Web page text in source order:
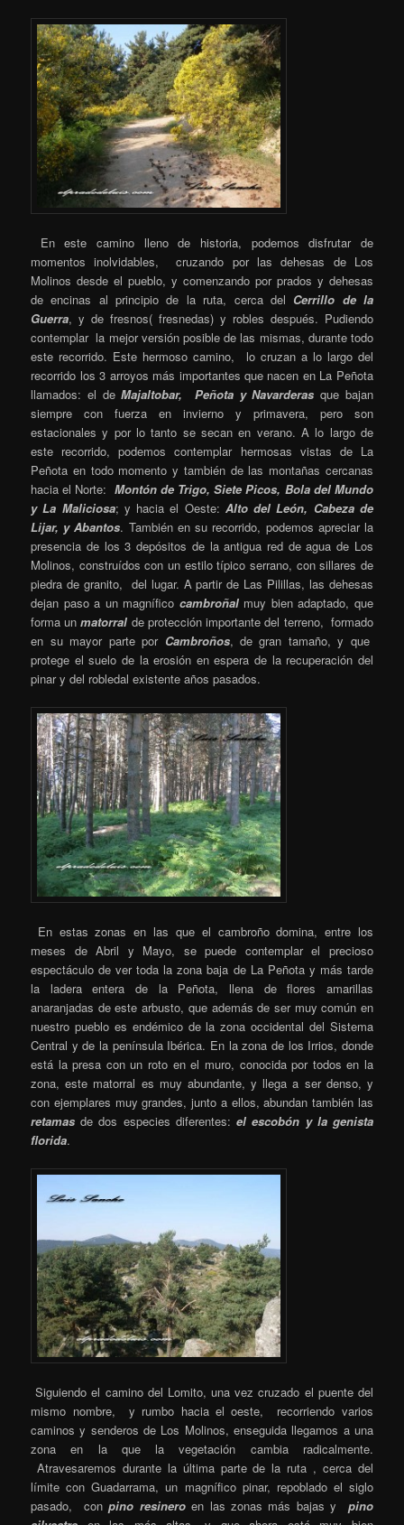
En este camino lleno de historia, podemos disfrutar de
momentos inolvidables, cruzando por las dehesas de Los
Molinos desde el pueblo, y comenzando por prados y dehesas
de encinas al principio de la ruta, cerca del Cerrillo de la
Guerra, y de fresnos( fresnedas) y robles después. Pudiendo
contemplar la mejor versión posible de las mismas, durante todo
este recorrido. Este hermoso camino, lo cruzan a lo largo del
recorrido los 3 arroyos más importantes que nacen en La Peñota
llamados: el deMajaltobar, Peñota y Navarderas que bajan
siempre con fuerza en invierno y primavera, pero son
estacionales y por lo tanto se secan en verano. A lo largo de
este recorrido, podemos contemplar hermosas vistas de La
Peñota en todo momento y también de las montañas cercanas
hacia el Norte: Montón de Trigo, Siete Picos, Bola del Mundo
y La Maliciosa; y hacia el Oeste: Alto del León, Cabeza de
Lijar, y Abantos. También en su recorrido, podemos apreciar la
presencia de los 3 depósitos de la antigua red de agua de Los
Molinos, construídos con un estilo típico serrano, con sillares de
piedra de granito, del lugar. A partir de Las Pilillas, las dehesas
dejan paso a un magnífico cambroñalmuy bien adaptado, que
forma unmatorral de protección importante del terreno, formado
en su mayor parte por Cambroños, de gran tamaño, y que
protege el suelo de la erosión en espera de la recuperación del
pinar y del robledal existente años pasados.
En estas zonas en las que el cambroño domina, entre los
meses de Abril y Mayo, se puede contemplar el precioso
espectáculo de ver toda la zona baja de La Peñota y más tarde
la ladera entera de la Peñota, llena de flores amarillas
anaranjadas de este arbusto, que además de ser muy común en
nuestro pueblo es endémico de la zona occidental del Sistema
Central y de la península Ibérica. En la zona de los Irrios, donde
está la presa con un roto en el muro, conocida por todos en la
zona, este matorral es muy abundante, y llega a ser denso, y
con ejemplares muy grandes, junto a ellos, abundan también las
retamasde dos especies diferentes:el escobón y la genista
florida.
Siguiendo el camino del Lomito, una vez cruzado el puente del
mismo nombre, y rumbo hacia el oeste, recorriendo varios
caminos y senderos de Los Molinos, enseguida llegamos a una
zona en la que la vegetación cambia radicalmente.
Atravesaremos durante la última parte de la ruta , cerca del
límite con Guadarrama, un magnífico pinar, repoblado el siglo
pasado, conpino resineroen las zonas más bajas y pino